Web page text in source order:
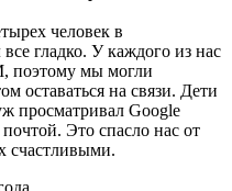
человек в
гладко. У каждого из нас
поэтому мы могли
оставаться на связи. Дети
просматривал Google
Это спасло нас от
счастливыми.